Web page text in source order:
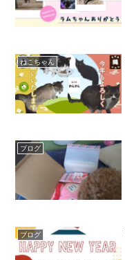
ねこちゃん
ブログ
ブログ